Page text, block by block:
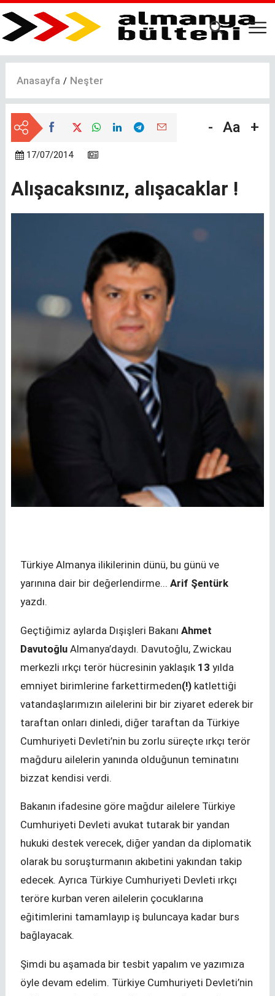
Ana
içeriğe
Anasayfa Neşter
- Aa +
17/07/2014
Alışacaksınız, alışacaklar !
Türkiye Almanya ilikilerinin dünü, bu günü ve
yarınına dair bir değerlendirme... Arif Şentürk
yazdı.
Geçtiğimiz aylarda Dışişleri Bakanı Ahmet
Davutoğlu Almanya’daydı. Davutoğlu, Zwickau
merkezli ırkçı terör hücresinin yaklaşık 13 yılda
emniyet birimlerine farkettirmeden(!) katlettiği
vatandaşlarımızın ailelerini bir bir ziyaret ederek bir
taraftan onları dinledi, diğer taraftan da Türkiye
Cumhuriyeti Devleti’nin bu zorlu süreçte ırkçı terör
mağduru ailelerin yanında olduğunun teminatını
bizzat kendisi verdi.
Bakanın ifadesine göre mağdur ailelere Türkiye
Cumhuriyeti Devleti avukat tutarak bir yandan
hukuki destek verecek, diğer yandan da diplomatik
olarak bu soruşturmanın akıbetini yakından takip
edecek. Ayrıca Türkiye Cumhuriyeti Devleti ırkçı
teröre kurban veren ailelerin çocuklarına
eğitimlerini tamamlayıp iş buluncaya kadar burs
bağlayacak.
Şimdi bu aşamada bir tesbit yapalım ve yazımıza
öyle devam edelim. Türkiye Cumhuriyeti Devleti’nin